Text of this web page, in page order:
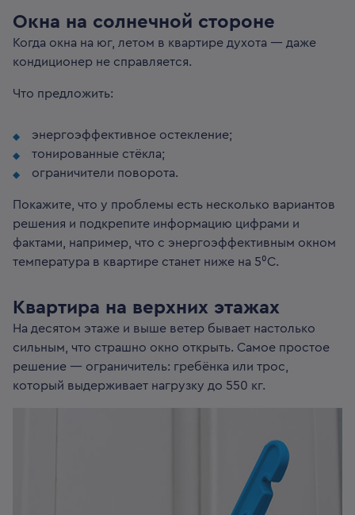
Окна на солнечной стороне
Когда окна на юг, летом в квартире духота — даже
кондиционер не справляется.
Что предложить:
энергоэффективное остекление;
тонированные стёкла;
ограничители поворота.
Покажите, что у проблемы есть несколько вариантов
решения и подкрепите информацию цифрами и
фактами, например, что с энергоэффективным окном
температура в квартире станет ниже на 5⁰С.
Квартира на верхних этажах
На десятом этаже и выше ветер бывает настолько
сильным, что страшно окно открыть. Самое простое
решение — ограничитель: гребёнка или трос,
который выдерживает нагрузку до 550 кг.